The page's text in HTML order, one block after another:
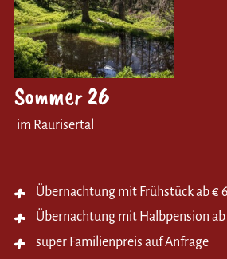
Sommer 26
im Raurisertal
Übernachtung mit Frühstück ab €
Übernachtung mit Halbpension
super Familienpreis auf Anfrage